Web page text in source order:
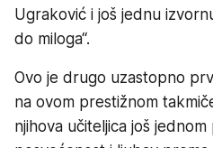
Ugraković i još jednu
do miloga“.
Ovo je drugo uzastopno
na ovom prestižnom
njihova učiteljica još